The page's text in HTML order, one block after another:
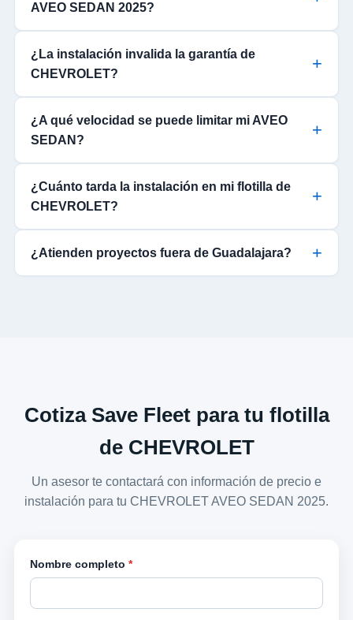
AVEO SEDAN 2025?
¿La instalación invalida la garantía de
CHEVROLET?
¿A qué velocidad se puede limitar mi AVEO
SEDAN?
¿Cuánto tarda la instalación en mi flotilla de
CHEVROLET?
¿Atienden proyectos fuera de Guadalajara?
Cotiza Save Fleet para tu flotilla
de CHEVROLET
Un asesor te contactará con información de precio e
instalación para tu CHEVROLET AVEO SEDAN 2025.
Nombre completo *